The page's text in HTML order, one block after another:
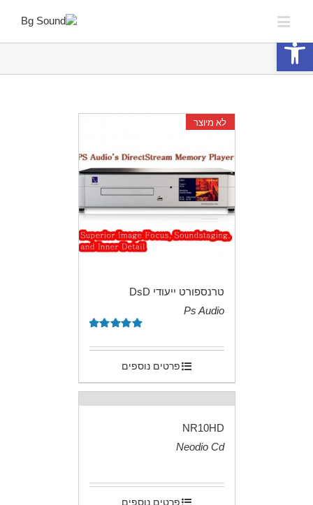
פתח סרגל נגישות
לא מיוצר
טרנספורט ייעודי DsD
Ps Audio
מתוך 5
פרטים נוספים
NR10HD
Neodio Cd
פרטים נוספים